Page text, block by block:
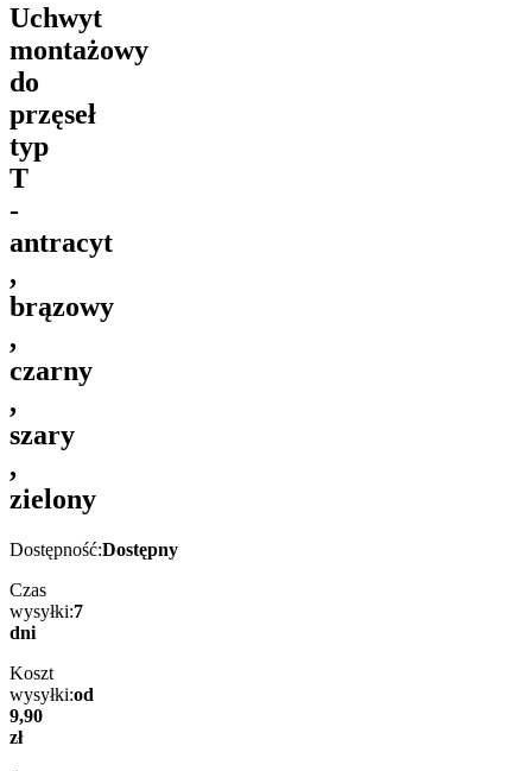
Uchwyt
montażowy
do
przęseł
typ
T
-
antracyt
,
brązowy
,
czarny
,
szary
,
zielony
Dostępność:Dostępny
Czas
wysyłki:7
dni
Koszt
wysyłki:od
9,90
zł